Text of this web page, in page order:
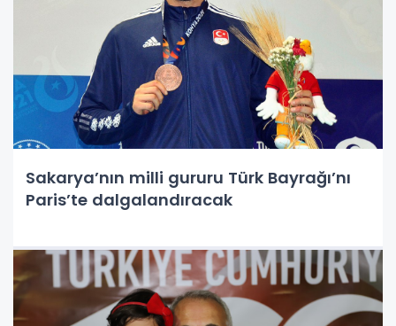
Sakarya’nın milli gururu Türk Bayrağı’nı
Paris’te dalgalandıracak